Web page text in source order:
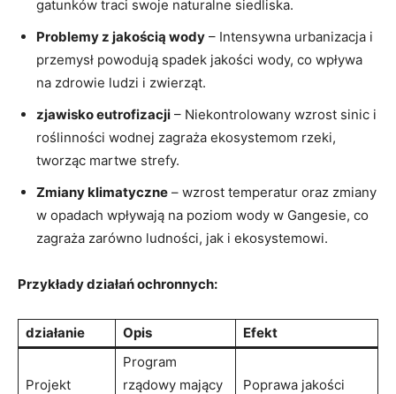
gatunków traci swoje naturalne siedliska.
Problemy z jakością wody – Intensywna urbanizacja i
przemysł powodują spadek jakości wody, co wpływa
na zdrowie ludzi i zwierząt.
zjawisko eutrofizacji – Niekontrolowany wzrost sinic i
roślinności wodnej zagraża ekosystemom rzeki,
tworząc martwe strefy.
Zmiany klimatyczne – wzrost temperatur oraz zmiany
w opadach wpływają na poziom wody w Gangesie, co
zagraża zarówno ludności, jak i ekosystemowi.
Przykłady działań ochronnych:
działanie Opis Efekt
Projekt
Program
rządowy mający
Poprawa jakości